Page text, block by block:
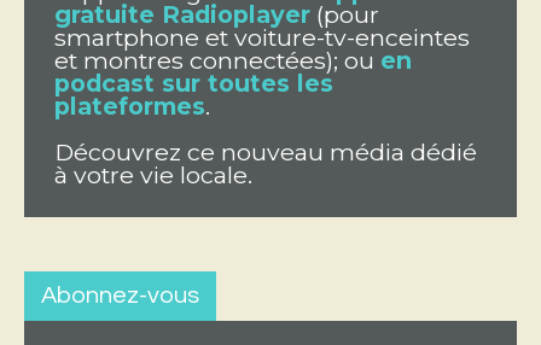
gratuite Radioplayer (pour
smartphone et voiture-tv-enceintes
et montres connectées); ou en
podcast sur toutes les
plateformes.
Découvrez ce nouveau média dédié
à votre vie locale.
Abonnez-vous